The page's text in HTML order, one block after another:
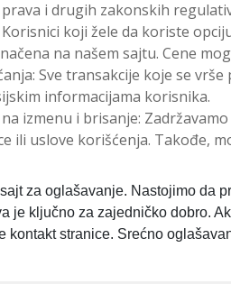
i drugih zakonskih
Korisnici koji žele da koriste
na našem sajtu. Cene
Sve transakcije koje se
informacijama korisnika.
izmenu i brisanje:
ili uslove korišćenja. Takođe,
za oglašavanje. Nastojimo da
je ključno za zajedničko dobro.
kontakt stranice. Srećno